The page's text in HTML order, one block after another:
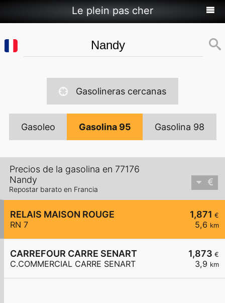
Le plein pas cher
Gasolineras cercanas
Gasoleo Gasolina 95 Gasolina 98
Precios de la gasolina en 77176
Nandy
Repostar barato en Francia
1,871 €
5,6 km
RELAIS MAISON ROUGE
RN 7
1,873 €
3,9 km
CARREFOUR CARRE SENART
C.COMMERCIAL CARRE SENART